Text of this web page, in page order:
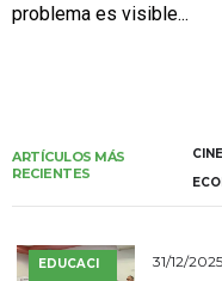
problema es visible...
ARTÍCULOS MÁS
RECIENTES
CINE
EDUCACI
31/12/2025